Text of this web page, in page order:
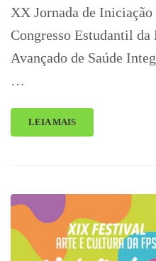
XX Jornada de
Congresso Estudantil
Avançado de Saúde
…
LEIA MAIS